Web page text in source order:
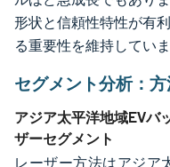
形状と信頼性特性が有
る重要性を維持していま
セグメント分析：
アジア太平洋地域EVバ
ザーセグメント
レーザー方法はアジア